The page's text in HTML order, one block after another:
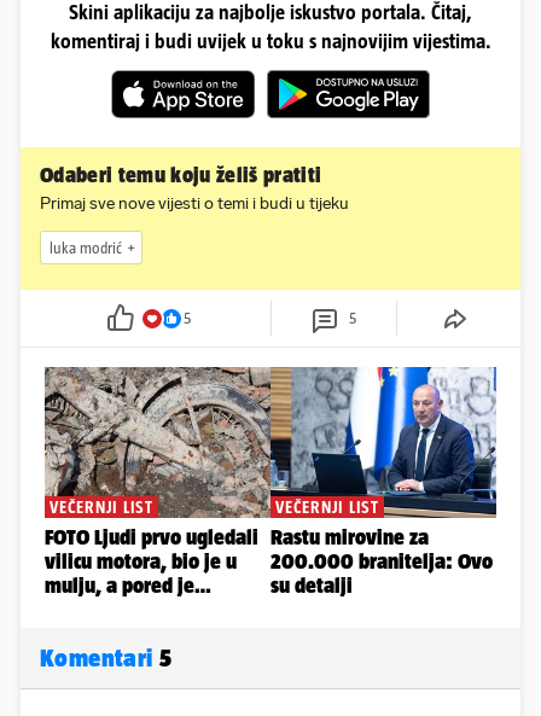
Skini aplikaciju za najbolje iskustvo portala. Čitaj,
komentiraj i budi uvijek u toku s najnovijim vijestima.
Odaberi temu koju želiš pratiti
Primaj sve nove vijesti o temi i budi u tijeku
luka modrić
5 5
Komentari 5